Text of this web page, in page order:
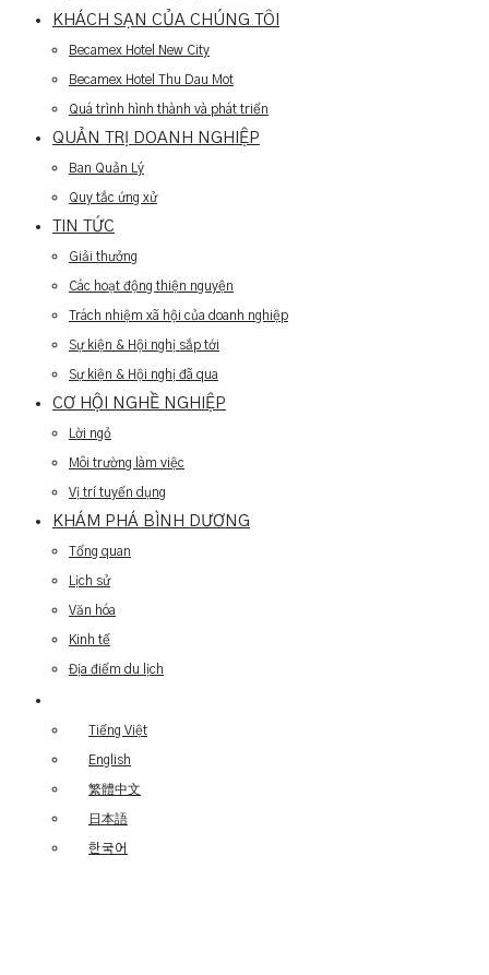
KHÁCH SẠN CỦA CHÚNG TÔI
Becamex Hotel New City
Becamex Hotel Thu Dau Mot
Quá trình hình thành và phát triển
QUẢN TRỊ DOANH NGHIỆP
Ban Quản Lý
Quy tắc ứng xử
TIN TỨC
Giải thưởng
Các hoạt động thiện nguyện
Trách nhiệm xã hội của doanh nghiệp
Sự kiện & Hội nghị sắp tới
Sự kiện & Hội nghị đã qua
CƠ HỘI NGHỀ NGHIỆP
Lời ngỏ
Môi trường làm việc
Vị trí tuyển dụng
KHÁM PHÁ BÌNH DƯƠNG
Tổng quan
Lịch sử
Văn hóa
Kinh tế
Địa điểm du lịch
Tiếng Việt
English
繁體中文
日本語
한국어